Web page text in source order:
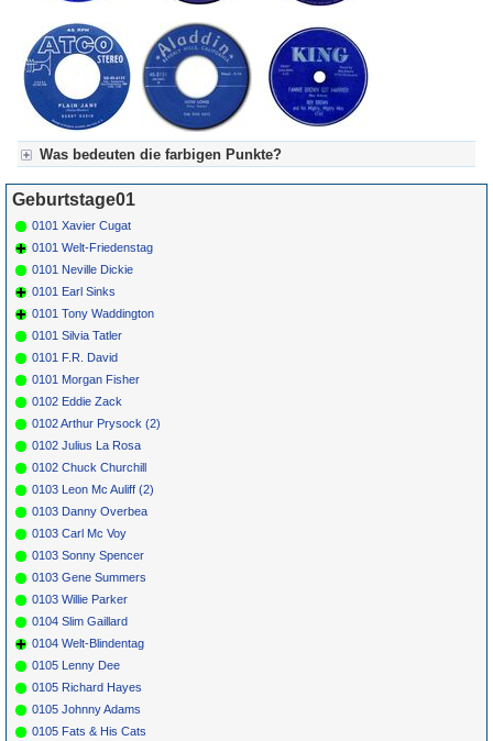
Was bedeuten die farbigen Punkte?
Für Axel's Tageskalender:
Grün = Kurzgeschichte
Grün! = fachlich bestimmt spannend, nicht verpassen!
Grün+ = Stundenbeitrag
Gelb = Kurzgeschichten oder Stundensendungen in Arbeit
Blau = Beschreibungstext (beschreibender Text)
Geburtstage01
0101 Xavier Cugat
0101 Welt-Friedenstag
0101 Neville Dickie
0101 Earl Sinks
0101 Tony Waddington
0101 Silvia Tatler
0101 F.R. David
0101 Morgan Fisher
0102 Eddie Zack
0102 Arthur Prysock (2)
0102 Julius La Rosa
0102 Chuck Churchill
0103 Leon Mc Auliff (2)
0103 Danny Overbea
0103 Carl Mc Voy
0103 Sonny Spencer
0103 Gene Summers
0103 Willie Parker
0104 Slim Gaillard
0104 Welt-Blindentag
0105 Lenny Dee
0105 Richard Hayes
0105 Johnny Adams
0105 Fats & His Cats